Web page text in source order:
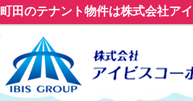
町田のテナント物件は株式会社ア